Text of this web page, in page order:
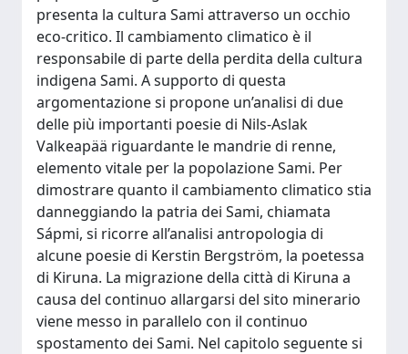
presenta la cultura Sami attraverso un occhio
eco-critico. Il cambiamento climatico è il
responsabile di parte della perdita della cultura
indigena Sami. A supporto di questa
argomentazione si propone un’analisi di due
delle più importanti poesie di Nils-Aslak
Valkeapää riguardante le mandrie di renne,
elemento vitale per la popolazione Sami. Per
dimostrare quanto il cambiamento climatico stia
danneggiando la patria dei Sami, chiamata
Sápmi, si ricorre all’analisi antropologia di
alcune poesie di Kerstin Bergström, la poetessa
di Kiruna. La migrazione della città di Kiruna a
causa del continuo allargarsi del sito minerario
viene messo in parallelo con il continuo
spostamento dei Sami. Nel capitolo seguente si